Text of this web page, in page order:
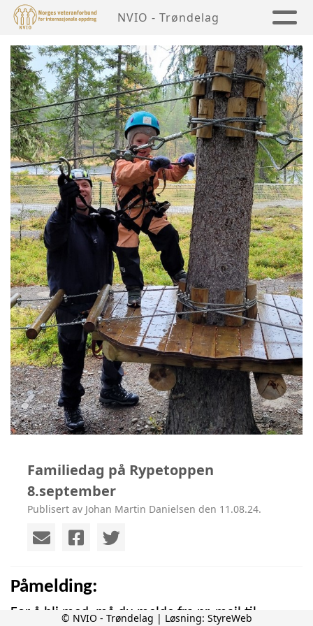
NVIO - Trøndelag
Familiedag på Rypetoppen
8.september
Publisert av Johan Martin Danielsen den 11.08.24.
Påmelding:
For å bli med, må du melde fra pr. mail til
© NVIO - Trøndelag | Løsning: StyreWeb